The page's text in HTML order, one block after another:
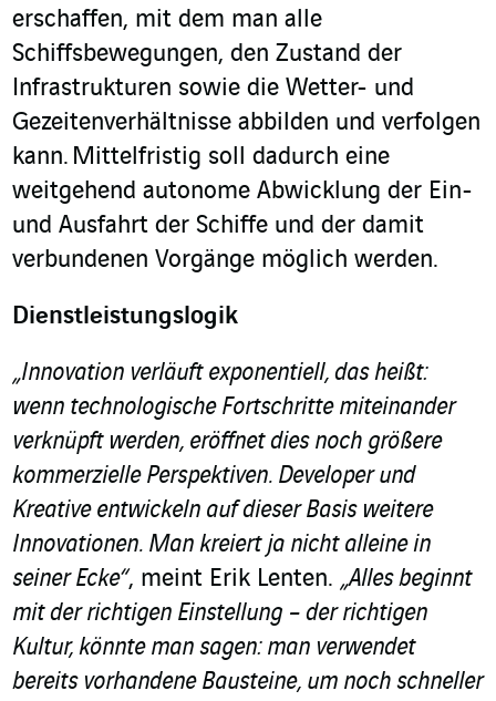
erschaffen, mit dem man alle
Schiffsbewegungen, den Zustand der
Infrastrukturen sowie die Wetter- und
Gezeitenverhältnisse abbilden und verfolgen
kann. Mittelfristig soll dadurch eine
weitgehend autonome Abwicklung der Ein-
und Ausfahrt der Schiffe und der damit
verbundenen Vorgänge möglich werden.
Dienstleistungslogik
„Innovation verläuft exponentiell, das heißt:
wenn technologische Fortschritte miteinander
verknüpft werden, eröffnet dies noch größere
kommerzielle Perspektiven. Developer und
Kreative entwickeln auf dieser Basis weitere
Innovationen. Man kreiert ja nicht alleine in
seiner Ecke“, meint Erik Lenten. „Alles beginnt
mit der richtigen Einstellung – der richtigen
Kultur, könnte man sagen: man verwendet
bereits vorhandene Bausteine, um noch schneller